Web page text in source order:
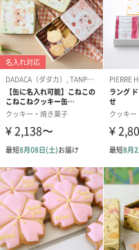
原材料
小麦粉、卵、
着色料
商品サイズ
長さ50mm〜
商品本体重量
60g
商品パッケー
ジサイズ
長さ315mm
ジ全体重量
外装の形状
箱、透明蓋付
お届け内容
名入れ内祝い
原産国
日本
製造県
東京